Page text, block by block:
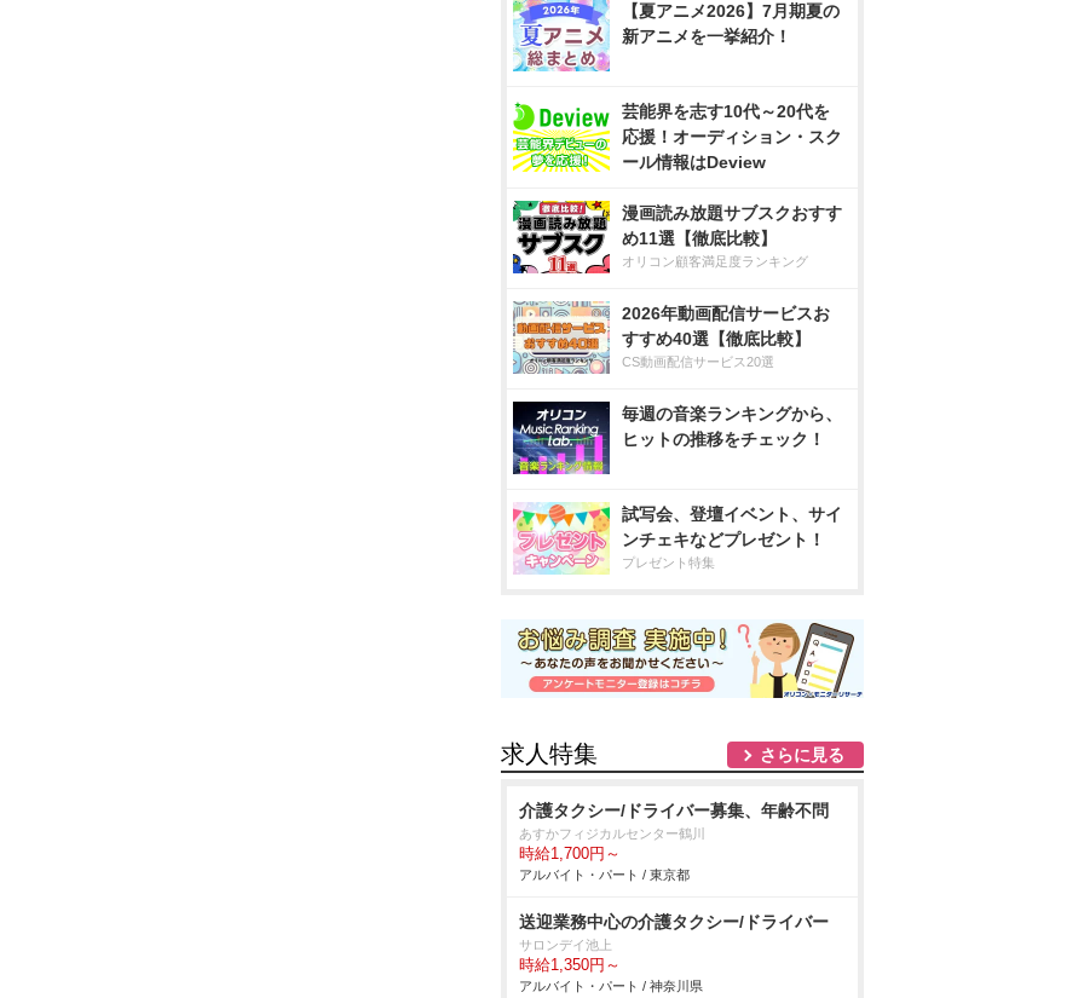
【夏アニメ2026】7月期夏の
新アニメを一挙紹介！
芸能界を志す10代～20代を
応援！オーディション・スク
ール情報はDeview
漫画読み放題サブスクおすす
め11選【徹底比較】
オリコン顧客満足度ランキング
2026年動画配信サービスお
すすめ40選【徹底比較】
CS動画配信サービス20選
毎週の音楽ランキングから、
ヒットの推移をチェック！
試写会、登壇イベント、サイ
ンチェキなどプレゼント！
プレゼント特集
求人特集 さらに見る
介護タクシー/ドライバー募集、年齢不問
あすかフィジカルセンター鶴川
時給1,700円～
アルバイト・パート / 東京都
送迎業務中心の介護タクシー/ドライバー
サロンデイ池上
時給1,350円～
アルバイト・パート / 神奈川県